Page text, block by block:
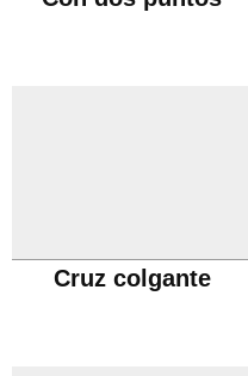
Cruz colgante